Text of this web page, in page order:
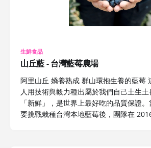
生鮮食品
山丘藍 - 台灣藍莓農場
阿里山丘 嬌養熟成 群山環抱生養的藍莓
人用技術與毅力種出屬於我們自己土生土
「新鮮」，是世界上最好吃的品質保證
要挑戰栽種台灣本地藍莓後，團隊在